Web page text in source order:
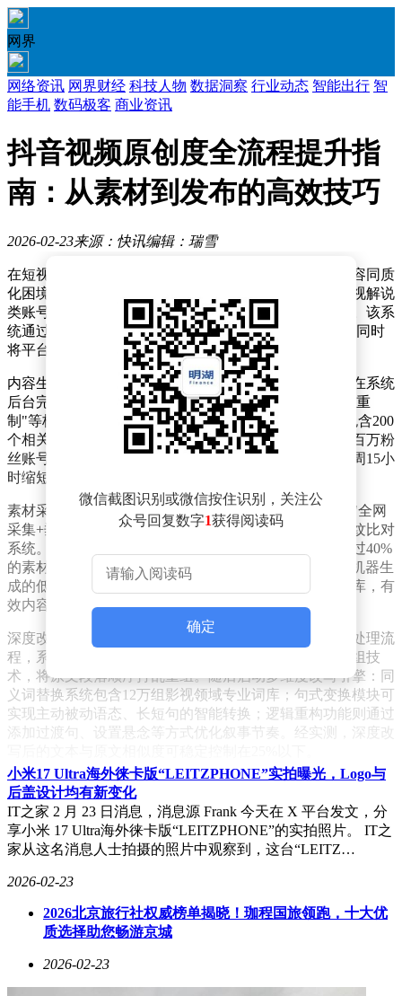
网界
网络资讯 网界财经 科技人物 数据洞察 行业动态 智能出行 智
能手机 数码极客 商业资讯
抖音视频原创度全流程提升指
南：从素材到发布的高效技巧
2026-02-23来源：快讯编辑：瑞雪
在短视频竞争日益激烈的当下，抖音创作者如何突破内容同质
化困境？一款智能创作工具通过构建自动化流程，为影视解说
类账号提供了从素材筛选到视频分发的全链路解决方案。该系
统通过五步操作逻辑，将原创内容生产效率提升300%，同时
将平台判重率控制在5%以下。
内容生产的第一步是建立精准的创作坐标系。创作者需在系统
后台完成账号定位配置，输入"悬疑电影解说""经典影视重
制"等核心关键词。系统通过语义分析技术，自动生成包含200
个相关长尾词的素材库，为后续采集提供精准导航。某百万粉
丝账号运营者透露，使用该功能后，选题开发时间从每周15小
时缩短至3小时。
素材采集环节采用双重过滤机制。在搜索引擎入口选择"全网
采集+垂直论坛"的复合模式时，系统会同步启动内容指纹比对
系统。通过比对创作者历史作品库，自动排除相似度超过40%
的素材。更关键的是，系统配备的NLP过滤模型可识别机器生
成的低质文本，某测试案例显示，经过双重过滤的素材库，有
效内容占比从38%提升至89%。
深度改写模块是整个系统的技术核心。当原始文案进入处理流
程，系统首先进行篇章结构重组，通过语义块拆分与重组技
术，将原文段落顺序打乱重组。随后启动多维度改写引擎：同
义词替换系统包含12万组影视领域专业词库；句式变换模块可
实现主动被动语态、长短句的智能转换；逻辑重构功能则通过
添加过渡句、设置悬念等方式优化叙事节奏。经实测，深度改
视觉呈现系统实现了真正的"文图共生"。当改写后的文案进入
制作流程，AI绘图引擎会同步启动。通过分析文本中的场景
描述、情感基调等要素，系统可在90秒内生成8-12张符合横屏
规范的配图。更先进的是，系统配备的智能剪辑模块能自动识
别文案中的高潮段落，对应生成动态特效镜头。某影视解说账
号使用该功能后，视频完播率提升22%，用户平均停留时长增
自动化分发系统支持多平台智能调度。创作者可预设发布时间
段。在抖音平台，系统特别优化了字幕显示方案：通过OCR
技术识别配音文字，自动生成带动态效果的字幕条，并支持12
微信截图识别或微信按住识别，关注公
众号回复数字1获得阅读码
确定
小米17 Ultra海外徕卡版“LEITZPHONE”实拍曝光，Logo与
后盖设计均有新变化
IT之家 2 月 23 日消息，消息源 Frank 今天在 X 平台发文，分
享小米 17 Ultra海外徕卡版“LEITZPHONE”的实拍照片。 IT之
家从这名消息人士拍摄的照片中观察到，这台“LEITZ…
2026-02-23
2026北京旅行社权威榜单揭晓！珈程国旅领跑，十大优
质选择助您畅游京城
2026-02-23